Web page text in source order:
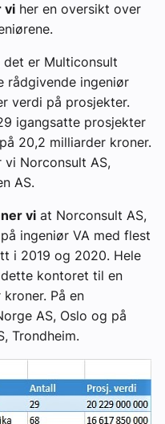
vi her en oversikt over
det er Multiconsult
rådgivende ingeniør
verdi på prosjekter.
igangsatte prosjekter
20,2 milliarder kroner.
vi Norconsult AS,
AS.
vi at Norconsult AS,
ingeniør VA med flest
i 2019 og 2020. Hele
kontoret til en
På en
AS, Oslo og på
Trondheim.